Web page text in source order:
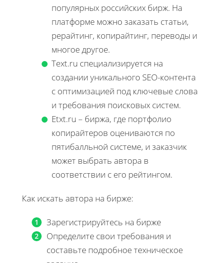
популярных российских бирж. На
платформе можно заказать статьи,
рерайтинг, копирайтинг, переводы и
многое другое.
Text.ru специализируется на
создании уникального SEO-контента
с оптимизацией под ключевые слова
и требования поисковых систем.
Etxt.ru – биржа, где портфолио
копирайтеров оцениваются по
пятибалльной системе, и заказчик
может выбрать автора в
соответствии с его рейтингом.
Как искать автора на бирже:
Зарегистрируйтесь на бирже
Определите свои требования и
составьте подробное техническое